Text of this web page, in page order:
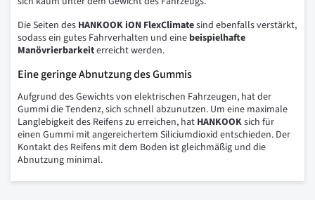
Die Seiten des HANKOOK iON FlexClimatesind ebenfalls verstärkt,
sodass ein gutes Fahrverhalten und eine beispielhafte
Manövrierbarkeiterreicht werden.
Eine geringe Abnutzung des Gummis
Aufgrund des Gewichts von elektrischen Fahrzeugen, hat der
Gummi die Tendenz, sich schnell abzunutzen. Um eine maximale
Langlebigkeit des Reifens zu erreichen, hat HANKOOKsich für
einen Gummi mit angereichertem Siliciumdioxid entschieden. Der
Kontakt des Reifens mit dem Boden ist gleichmäßig und die
Abnutzung minimal.